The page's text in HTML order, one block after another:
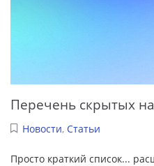
Перечень скрытых
Новости, Статьи
Просто краткий список...